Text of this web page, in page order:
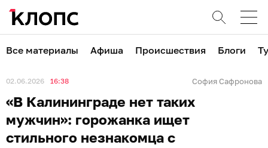
Все материалы Афиша Происшествия Блоги
02.06.2026 16:38 София Сафронова
«В Калининграде нет таких
мужчин»: горожанка ищет
стильного незнакомца с